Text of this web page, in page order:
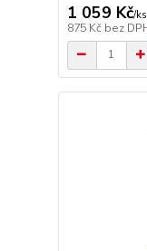
1 059 Kč/ks
875 Kč bez